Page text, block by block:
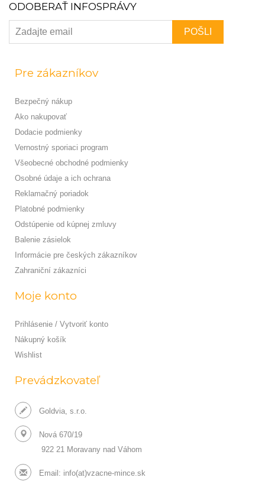
ODOBERAŤ INFOSPRÁVY
Pre zákazníkov
Bezpečný nákup
Ako nakupovať
Dodacie podmienky
Vernostný sporiaci program
Všeobecné obchodné podmienky
Osobné údaje a ich ochrana
Reklamačný poriadok
Platobné podmienky
Odstúpenie od kúpnej zmluvy
Balenie zásielok
Informácie pre českých zákazníkov
Zahraniční zákazníci
Moje konto
Prihlásenie / Vytvoriť konto
Nákupný košík
Wishlist
Prevádzkovateľ
Goldvia, s.r.o.
Nová 670/19
922 21 Moravany nad Váhom
Email: info(at)vzacne-mince.sk